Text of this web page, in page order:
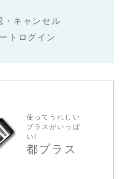
・キャンセル
トログイン
使ってうれしい
プラスがいっぱ
い!
都プラス